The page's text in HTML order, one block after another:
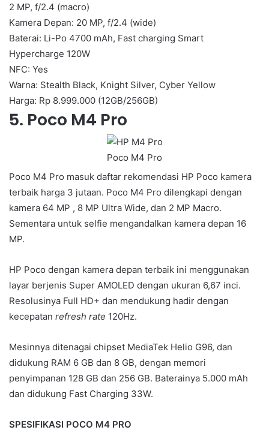
2 MP, f/2.4 (macro)
Kamera Depan: 20 MP, f/2.4 (wide)
Baterai: Li-Po 4700 mAh, Fast charging Smart
Hypercharge 120W
NFC: Yes
Warna: Stealth Black, Knight Silver, Cyber Yellow
Harga: Rp 8.999.000 (12GB/256GB)
5. Poco M4 Pro
Poco M4 Pro
Poco M4 Pro masuk daftar rekomendasi HP Poco kamera
terbaik harga 3 jutaan. Poco M4 Pro dilengkapi dengan
kamera 64 MP , 8 MP Ultra Wide, dan 2 MP Macro.
Sementara untuk selfie mengandalkan kamera depan 16
MP.
HP Poco dengan kamera depan terbaik ini menggunakan
layar berjenis Super AMOLED dengan ukuran 6,67 inci.
Resolusinya Full HD+ dan mendukung hadir dengan
kecepatan refresh rate 120Hz.
Mesinnya ditenagai chipset MediaTek Helio G96, dan
didukung RAM 6 GB dan 8 GB, dengan memori
penyimpanan 128 GB dan 256 GB. Baterainya 5.000 mAh
dan didukung Fast Charging 33W.
SPESIFIKASI POCO M4 PRO